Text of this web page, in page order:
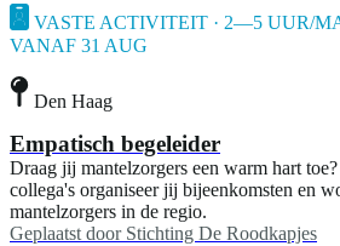
VASTE ACTIVITEIT · 2—5 UUR/
VANAF 31 AUG
Den Haag
Empatisch begeleider
Draag jij mantelzorgers een warm hart
collega's organiseer jij bijeenkomsten en
mantelzorgers in de regio.
Geplaatst door Stichting De Roodkapjes